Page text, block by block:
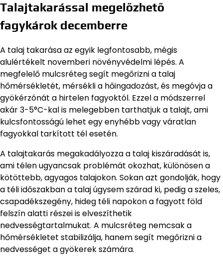
Talajtakarással megelőzhető
fagykárok decemberre
A talaj takarása az egyik legfontosabb, mégis
alulértékelt novemberi növényvédelmi lépés. A
megfelelő mulcsréteg segít megőrizni a talaj
hőmérsékletét, mérsékli a hőingadozást, és megóvja a
gyökérzónát a hirtelen fagyoktól. Ezzel a módszerrel
akár 3-5°C-kal is melegebben tarthatjuk a talajt, ami
kulcsfontosságú lehet egy enyhébb vagy váratlan
fagyokkal tarkított tél esetén.
A talajtakarás megakadályozza a talaj kiszáradását is,
ami télen ugyancsak problémát okozhat, különösen a
kötöttebb, agyagos talajokon. Sokan azt gondolják, hogy
a téli időszakban a talaj úgysem szárad ki, pedig a szeles,
csapadékszegény, hideg téli napokon a fagyott föld
felszín alatti részei is elveszíthetik
nedvességtartalmukat. A mulcsréteg nemcsak a
hőmérsékletet stabilizálja, hanem segít megőrizni a
nedvességet a gyökerek számára.